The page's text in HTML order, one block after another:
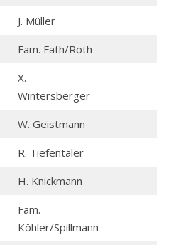
J. Müller
Fam. Fath/Roth
X.
Wintersberger
W. Geistmann
R. Tiefentaler
H. Knickmann
Fam.
Köhler/Spillmann